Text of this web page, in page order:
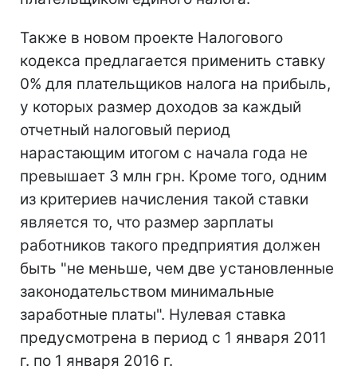
Также в новом проекте Налогового
кодекса предлагается применить ставку
0% для плательщиков налога на прибыль,
у которых размер доходов за каждый
отчетный налоговый период
нарастающим итогом с начала года не
превышает 3 млн грн. Кроме того, одним
из критериев начисления такой ставки
является то, что размер зарплаты
работников такого предприятия должен
быть "не меньше, чем две установленные
законодательством минимальные
заработные платы". Нулевая ставка
предусмотрена в период с 1 января 2011
г. по 1 января 2016 г.